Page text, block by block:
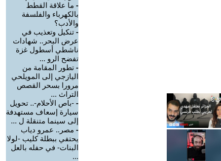
- ما علاقة القطط
بالكهرباء والفلسفة
والأدب؟
- تنكيل وتعذيب في
عرض البحر.. شهادات
ناشطي أسطول غزة
تفضح الرو ...
- تطور المقامة من
اليازجي إلى المويلحي
مرورا بسحر القصص
التراث ...
- -باص الأحلام-.. تحويل
سيارة إسعاف مستهدفة
إلى سينما متنقلة ل ...
- مصر.. عمرو دياب
يحتفي ببطلة كليب -لولا
البنات- في حفله بالعل
...